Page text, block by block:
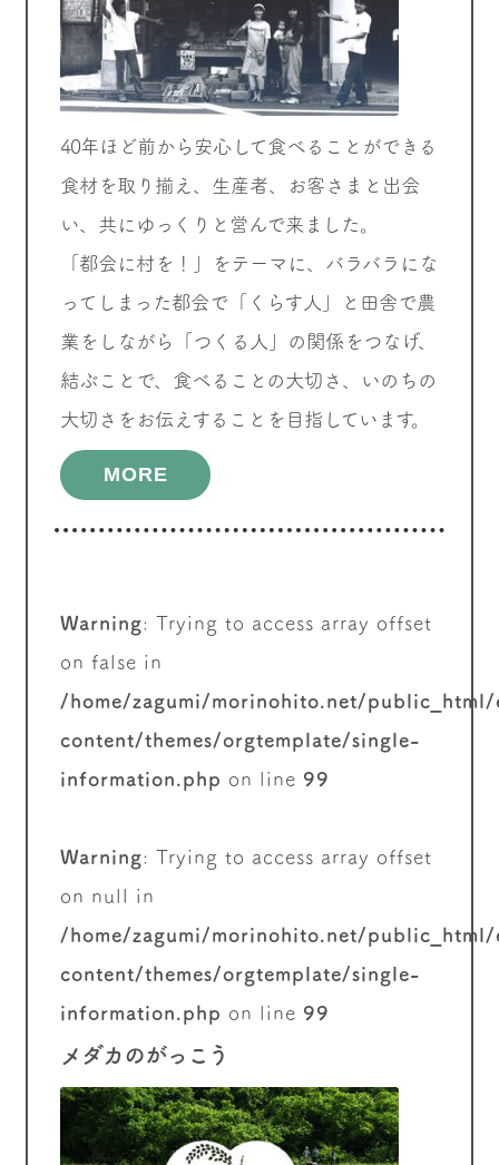
40年ほど前から安心して食べることができる
食材を取り揃え、生産者、お客さまと出会
い、共にゆっくりと営んで来ました。
「都会に村を！」をテーマに、バラバラにな
ってしまった都会で「くらす人」と田舎で農
業をしながら「つくる人」の関係をつなげ、
結ぶことで、食べることの大切さ、いのちの
大切さをお伝えすることを目指しています。
MORE
Warning: Trying to access array offset
on false in
/home/zagumi/morinohito.net/public_html/
content/themes/orgtemplate/single-
information.php on line 99
Warning: Trying to access array offset
on null in
/home/zagumi/morinohito.net/public_html/
content/themes/orgtemplate/single-
information.php on line 99
メダカのがっこう